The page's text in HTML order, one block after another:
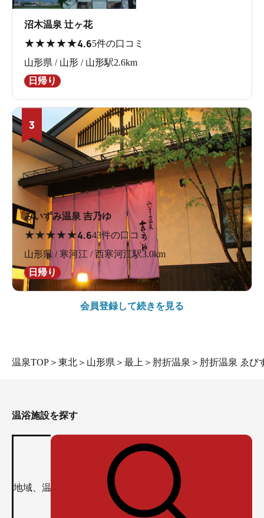
沼木温泉 辻ヶ花
★★★★★4.65件の口コミ
山形県 / 山形 / 山形駅2.6km
日帰り
3
みいずみ温泉 吉乃ゆ
★★★★★4.643件の口コミ
山形県 / 寒河江 / 西寒河江駅3.0km
日帰り
会員登録して続きを見る
温泉TOP ＞ 東北 ＞ 山形県 ＞ 最上 ＞ 肘折温泉 ＞ 肘折温泉 ゑび
温浴施設を探す